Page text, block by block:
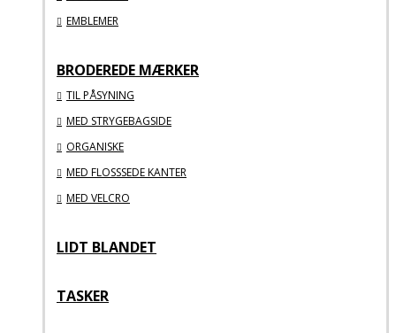
EMBLEMER
BRODEREDE MÆRKER
TIL PÅSYNING
MED STRYGEBAGSIDE
ORGANISKE
MED FLOSSSEDE KANTER
MED VELCRO
LIDT BLANDET
TASKER